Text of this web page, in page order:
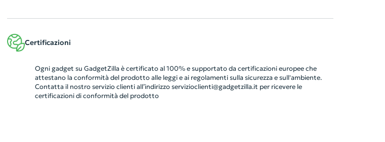
Certificazioni
Ogni gadget su GadgetZilla è certificato al 100% e supportato da certificazioni europee che
attestano la conformità del prodotto alle leggi e ai regolamenti sulla sicurezza e sull'ambiente.
Contatta il nostro servizio clienti all’indirizzo servizioclienti@gadgetzilla.it per ricevere le
certificazioni di conformità del prodotto